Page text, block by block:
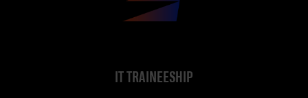
IT TRAINEESHIP